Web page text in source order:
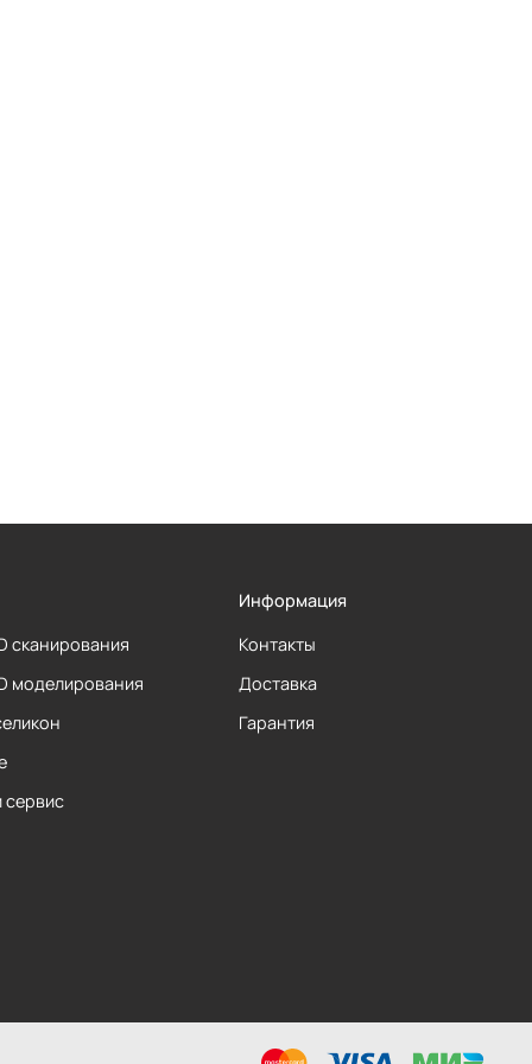
сканирования
моделирования
сервис
Информация
Контакты
Доставка
Гарантия